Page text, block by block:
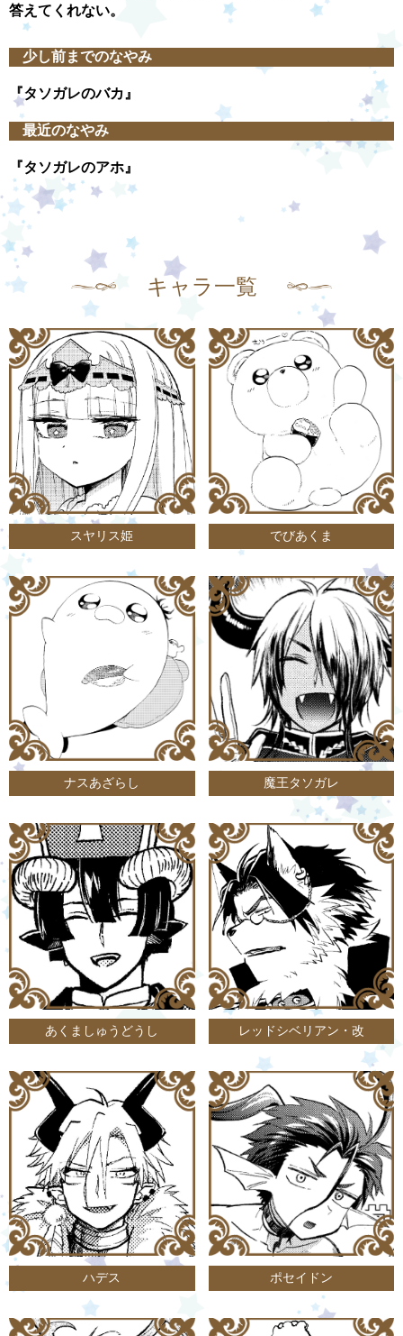
答えてくれない。
少し前までのなやみ
『タソガレのバカ』
最近のなやみ
『タソガレのアホ』
キャラ一覧
スヤリス姫 でびあくま
ナスあざらし 魔王タソガレ
あくましゅうどうし レッドシベリアン・改
ハデス ポセイドン